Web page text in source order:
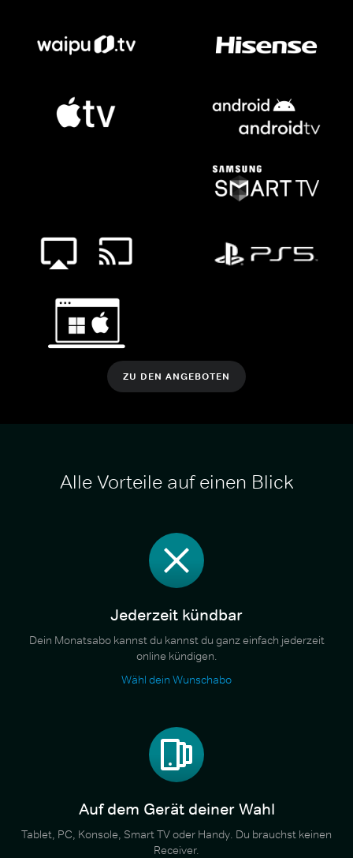
ZU DEN ANGEBOTEN
Alle Vorteile auf einen Blick
Jederzeit kündbar
Dein Monatsabo kannst du kannst du ganz einfach jederzeit
online kündigen.
Wähl dein Wunschabo
Auf dem Gerät deiner Wahl
Tablet, PC, Konsole, Smart TV oder Handy. Du brauchst keinen
Receiver.